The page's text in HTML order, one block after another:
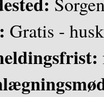
Gratis -